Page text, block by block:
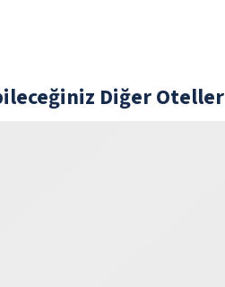
Diğer Oteller